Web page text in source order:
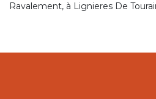
Ravalement, à Lignieres De